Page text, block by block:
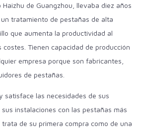
de Guangzhou, llevaba diez años
tratamiento de pestañas de alta
que aumenta la productividad al
Tienen capacidad de producción
empresa porque son fabricantes,
de pestañas.
satisface las necesidades de sus
instalaciones con las pestañas más
trata de su primera compra como de una